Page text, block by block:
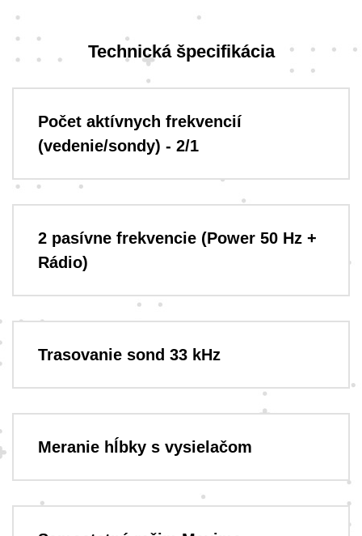
Technická špecifikácia
Počet aktívnych frekvencií
(vedenie/sondy) - 2/1
2 pasívne frekvencie (Power 50 Hz +
Rádio)
Trasovanie sond 33 kHz
Meranie hĺbky s vysielačom